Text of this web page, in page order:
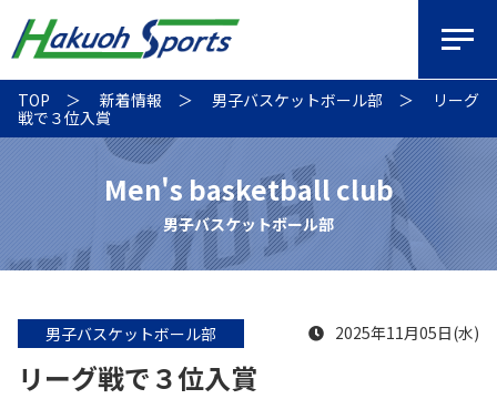
TOP 新着情報 男子バスケットボール部
リーグ
戦で３位入賞
Men's basketball club
男子バスケットボール部
男子バスケットボール部 2025年11月05日(水)
リーグ戦で３位入賞